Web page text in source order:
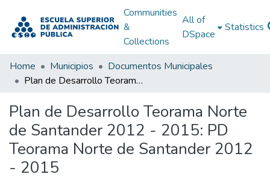
Communities
&
Collections
All of
DSpace
Statistics
Home Municipios
Documentos Municipales
Plan de Desarrollo Teorama Norte de Santander 2012 - 2015: PD Teorama Norte de Santander 2012 - 2015
Plan de Desarrollo Teorama Norte
de Santander 2012 - 2015: PD
Teorama Norte de Santander 2012
- 2015